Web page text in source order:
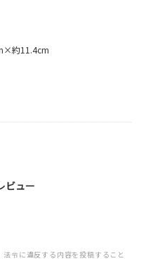
約11.4cm
ビュー
令に違反する内容を投稿すること